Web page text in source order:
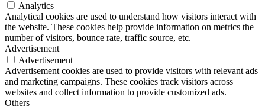
Analytics
Analytical cookies are used to understand how visitors interact with
the website. These cookies help provide information on metrics the
number of visitors, bounce rate, traffic source, etc.
Advertisement
Advertisement
Advertisement cookies are used to provide visitors with relevant ads
and marketing campaigns. These cookies track visitors across
websites and collect information to provide customized ads.
Others